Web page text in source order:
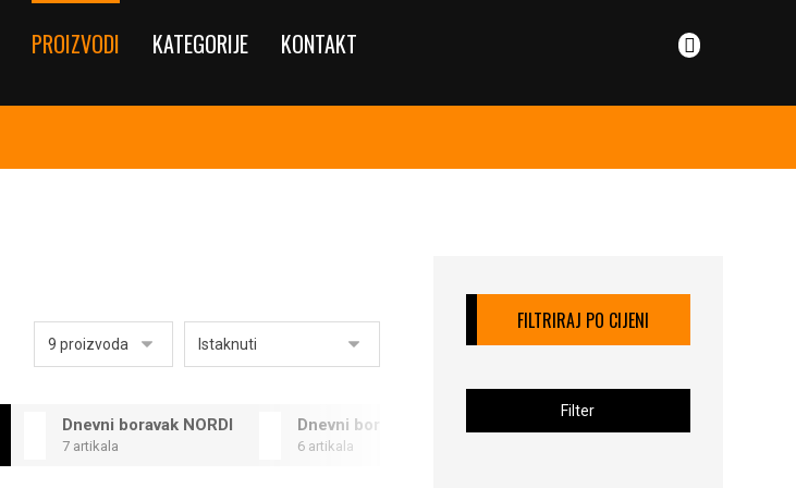
PROIZVODI KATEGORIJE KONTAKT
Dnevni boravak NORDI
7 artikala
Dnevni boravak BELFORT
6 artikala
FILTRIRAJ PO CIJENI
Filter